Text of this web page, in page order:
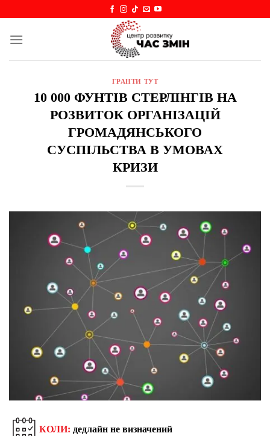
content
ГРАНТИ ТУТ
10 000 ФУНТІВ СТЕРЛІНГІВ НА
РОЗВИТОК ОРГАНІЗАЦІЙ
ГРОМАДЯНСЬКОГО
СУСПІЛЬСТВА В УМОВАХ
КРИЗИ
КОЛИ: дедлайн не визначений